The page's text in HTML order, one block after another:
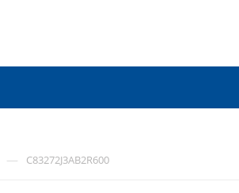
— C83272J3AB2R600